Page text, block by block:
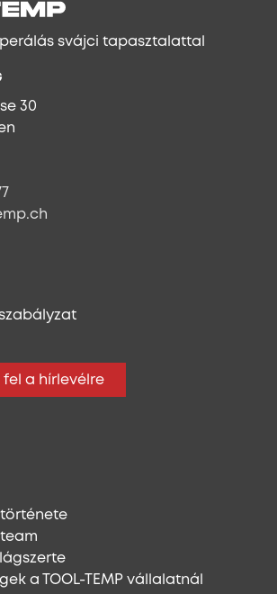
svájci tapasztalattal
30
fel a hírlevélre
története
team
a TOOL-TEMP vállalatnál